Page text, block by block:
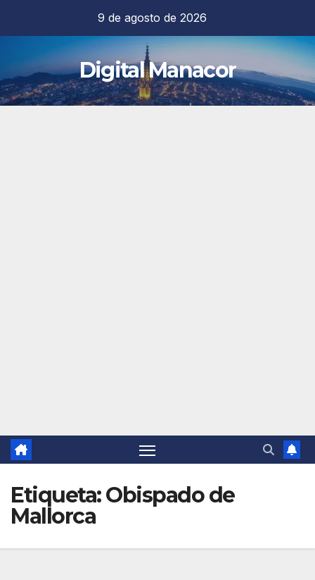
contenido
9 de agosto de 2026
Digital Manacor
Etiqueta:Obispado de
Mallorca